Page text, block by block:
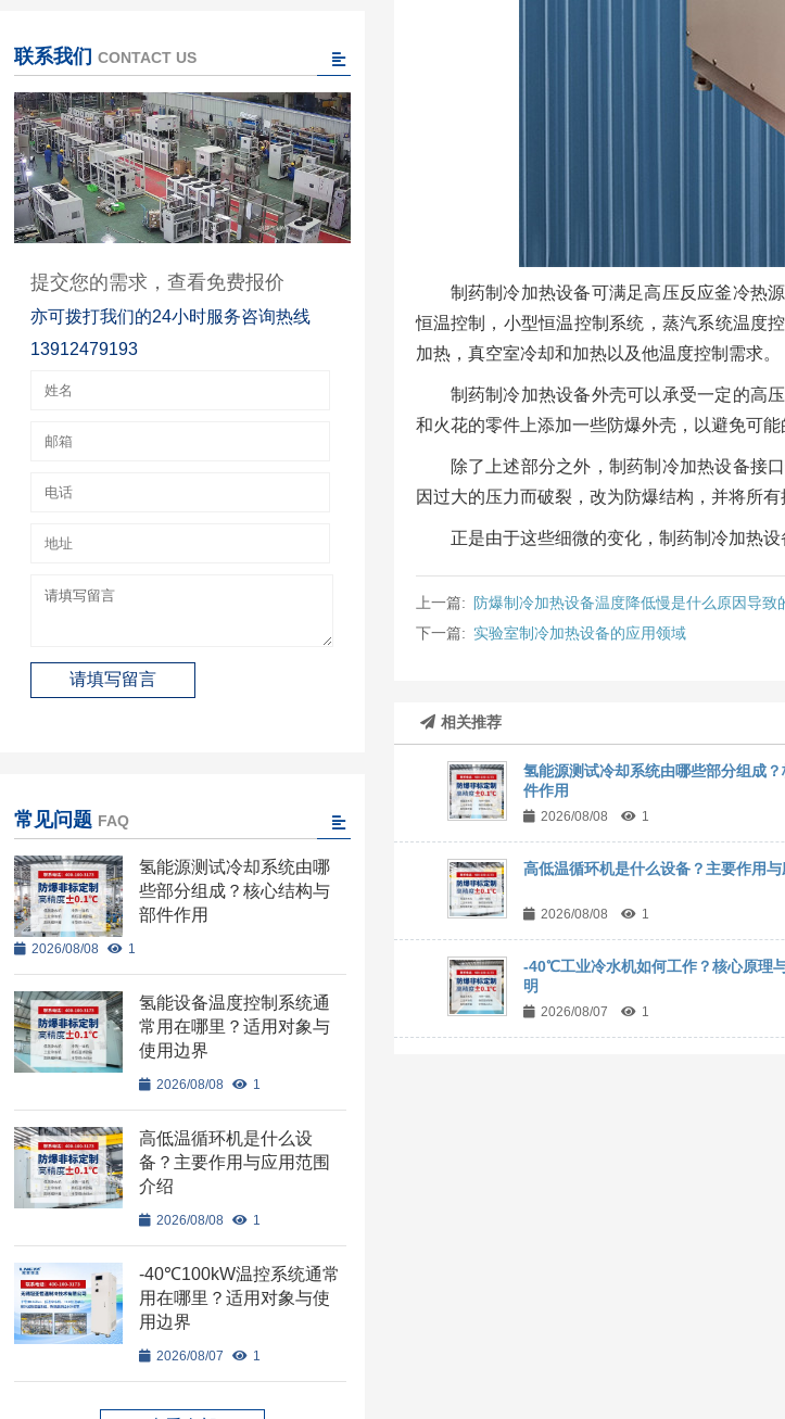
制药制冷加热设备可满足高压反应釜冷热
恒温控制，小型恒温控制系统，蒸汽系统温度
加热，真空室冷却和加热以及他温度控制需求。
制药制冷加热设备外壳可以承受一定的高
和火花的零件上添加一些防爆外壳，以避免可
除了上述部分之外，制药制冷加热设备接
因过大的压力而破裂，改为防爆结构，并将所有
正是由于这些细微的变化，制药制冷加热
上一篇: 防爆制冷加热设备温度降低慢是什么原因导致
下一篇: 实验室制冷加热设备的应用领域
相关推荐
氢能源测试冷却系统由哪些部分组成
件作用
2026/08/08 1
高低温循环机是什么设备？主要作用
2026/08/08 1
-40℃工业冷水机如何工作？核心原理
明
2026/08/07 1
联系我们 CONTACT US
提交您的需求，查看免费报价
亦可拨打我们的24小时服务咨询热线
13912479193
常见问题 FAQ
氢能源测试冷却系统由哪
些部分组成？核心结构与
部件作用
2026/08/08 1
氢能设备温度控制系统通
常用在哪里？适用对象与
使用边界
2026/08/08 1
高低温循环机是什么设
备？主要作用与应用范围
介绍
2026/08/08 1
-40℃100kW温控系统通常
用在哪里？适用对象与使
用边界
2026/08/07 1